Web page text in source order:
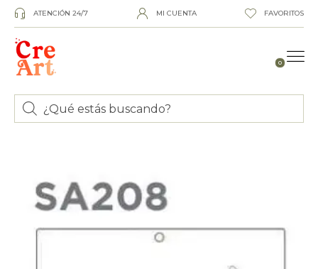
ATENCIÓN 24/7 MI CUENTA FAVORITOS
0